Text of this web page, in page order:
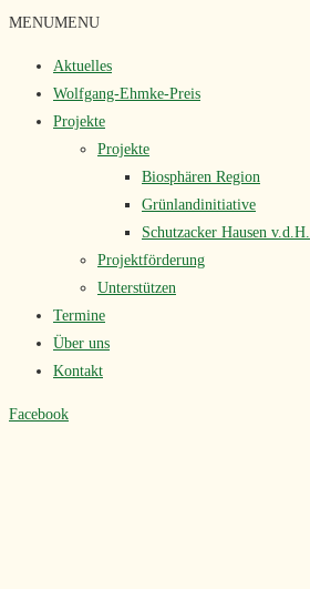
Zum
springen
MENUMENU
Aktuelles
Wolfgang-Ehmke-Preis
Projekte
Projekte
Biosphären Region
Grünlandinitiative
Schutzacker Hausen v.d.H.
Projektförderung
Unterstützen
Termine
Über uns
Kontakt
Facebook